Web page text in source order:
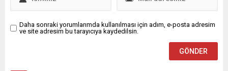
Daha sonraki yorumlarımda kullanılması için adım, e-posta adresim
ve site adresim bu tarayıcıya kaydedilsin.